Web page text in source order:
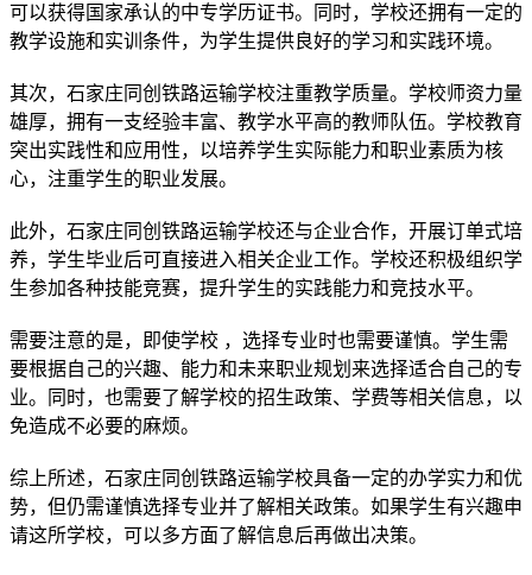
可以获得国家承认的中专学历证书。同时，学校还拥有一定的
教学设施和实训条件，为学生提供良好的学习和实践环境。
其次，石家庄同创铁路运输学校注重教学质量。学校师资力量
雄厚，拥有一支经验丰富、教学水平高的教师队伍。学校教育
突出实践性和应用性，以培养学生实际能力和职业素质为核
心，注重学生的职业发展。
此外，石家庄同创铁路运输学校还与企业合作，开展订单式培
养，学生毕业后可直接进入相关企业工作。学校还积极组织学
生参加各种技能竞赛，提升学生的实践能力和竞技水平。
需要注意的是，即使学校 ，选择专业时也需要谨慎。学生需
要根据自己的兴趣、能力和未来职业规划来选择适合自己的专
业。同时，也需要了解学校的招生政策、学费等相关信息，以
免造成不必要的麻烦。
综上所述，石家庄同创铁路运输学校具备一定的办学实力和优
势，但仍需谨慎选择专业并了解相关政策。如果学生有兴趣申
请这所学校，可以多方面了解信息后再做出决策。